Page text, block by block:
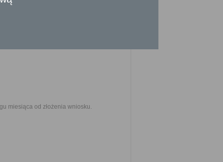
złożenia wniosku albo z powodu
prawem dozwolonym.
miesiąca od złożenia wniosku.